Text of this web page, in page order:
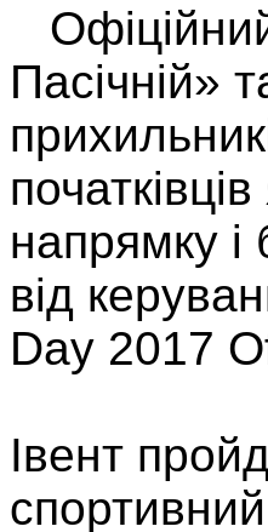
Пасічній»
напрямку
від
Day 2017
Івент